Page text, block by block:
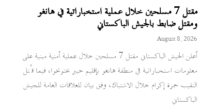
مقتل 7 مسلحين خلال عملية استخباراتية في هانغو
ومقتل ضابط بالجيش الباكستاني
August 8, 2026
أعلن الجيش الباكستاني مقتل 7 مسلحين خلال عملية أمنية مبنية على
معلومات استخباراتية في منطقة هانغو بإقليم خيبر بختونخوا، فيما قُتل
النقيب حمزة إكرام خلال الاشتباك، وفق بيان للعلاقات العامة للجيش
الباكستاني